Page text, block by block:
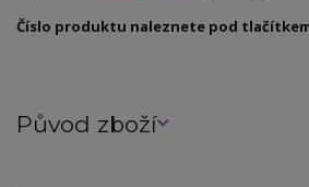
Číslo produktu naleznete pod
Původ zboží